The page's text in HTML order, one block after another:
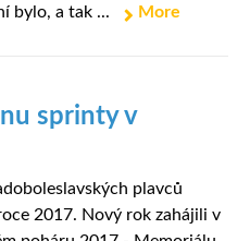
bylo, a tak ...
More
sprinty v
plavců
2017. Nový rok zahájili v